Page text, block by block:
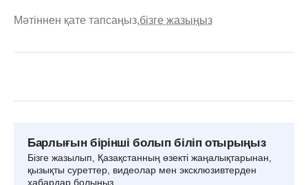
Мәтіннен қате тапсаңыз,бізге жазыңыз
Барлығын бірінші болып біліп отырыңыз
Бізге жазылып, Қазақстанның өзекті жаңалықтарынан,
қызықты суреттер, видеолар мен эксклюзивтерден
хабардар болыңыз.